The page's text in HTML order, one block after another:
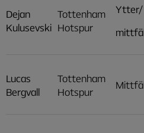
Dejan
Kulusevski
Tottenham
Hotspur
Ytter/
Lucas
Bergvall
Tottenham
Hotspur